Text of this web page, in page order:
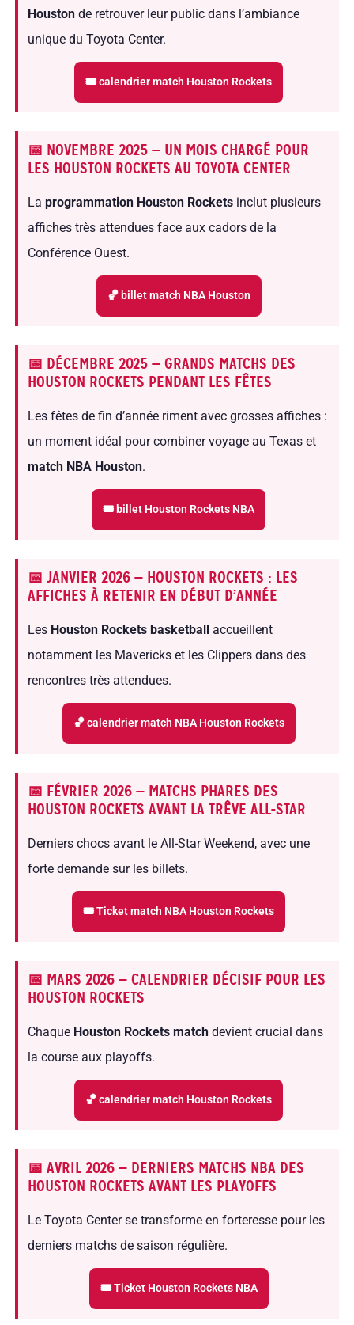
Houstonde retrouver leur public dans l’ambiance
unique du Toyota Center.
🎟 calendrier match Houston Rockets
📅 NOVEMBRE 2025 — UN MOIS CHARGÉ POUR
LES HOUSTON ROCKETS AU TOYOTA CENTER
La programmation Houston Rocketsinclut plusieurs
affiches très attendues face aux cadors de la
Conférence Ouest.
🏀 billet match NBA Houston
📅 DÉCEMBRE 2025 — GRANDS MATCHS DES
HOUSTON ROCKETS PENDANT LES FÊTES
Les fêtes de fin d’année riment avec grosses affiches :
un moment idéal pour combiner voyage au Texas et
match NBA Houston.
🎟 billet Houston Rockets NBA
📅 JANVIER 2026 — HOUSTON ROCKETS : LES
AFFICHES À RETENIR EN DÉBUT D’ANNÉE
Les Houston Rockets basketballaccueillent
notamment les Mavericks et les Clippers dans des
rencontres très attendues.
🏀 calendrier match NBA Houston Rockets
📅 FÉVRIER 2026 — MATCHS PHARES DES
HOUSTON ROCKETS AVANT LA TRÊVE ALL-STAR
Derniers chocs avant le All-Star Weekend, avec une
forte demande sur les billets.
🎟 Ticket match NBA Houston Rockets
📅 MARS 2026 — CALENDRIER DÉCISIF POUR LES
HOUSTON ROCKETS
Chaque Houston Rockets matchdevient crucial dans
la course aux playoffs.
🏀 calendrier match Houston Rockets
📅 AVRIL 2026 — DERNIERS MATCHS NBA DES
HOUSTON ROCKETS AVANT LES PLAYOFFS
Le Toyota Center se transforme en forteresse pour les
derniers matchs de saison régulière.
🎟 Ticket Houston Rockets NBA